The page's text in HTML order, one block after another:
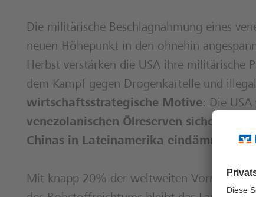
Die militärische Beschlagnahmung eines
neuen Höhepunkt in den ohnehin
Herbst verstärken die USA ihre militärische
dem Kampf gegen Drogenkartelle und
wirtschaftsstrategische Motive: Die
venezolanischen Ölreserven sichern
Chinas in Lateinamerika eindämmen
Mit knapp 20% der weltweiten Vorräte